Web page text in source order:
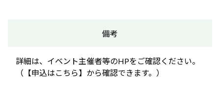
備考
詳細は、イベント主催者等のHPをご確認ください。
（【申込はこちら】から確認できます。）